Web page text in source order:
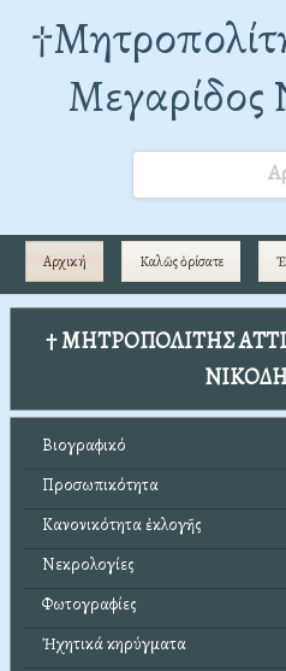
Μεγαρίδος
Αρχική Καλῶς ὁρίσατε
† ΜΗΤΡΟΠΟΛΙΤΗΣ
Βιογραφικό
Προσωπικότητα
Κανονικότητα ἐκλογῆς
Νεκρολογίες
Φωτογραφίες
Ἠχητικά κηρύγματα